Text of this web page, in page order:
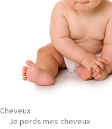
Cheveux
Je perds mes cheveux